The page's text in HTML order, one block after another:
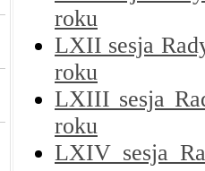
roku
LXII sesja
roku
LXIII sesja
roku
LXIV sesja